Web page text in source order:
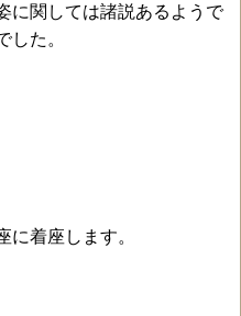
に関しては諸説あるようで
した。
に着座します。